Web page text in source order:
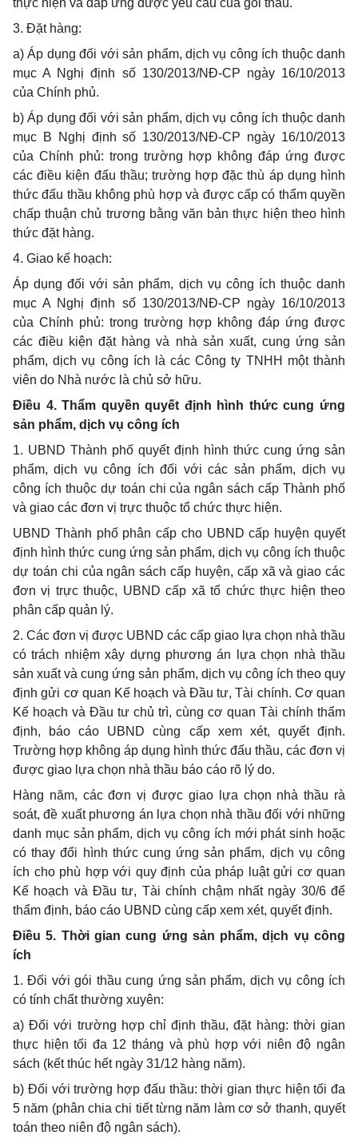
thực hiện và đáp ứng được yêu cầu của gói thầu.
3. Đặt hàng:
a) Áp dụng đối với sản phẩm, dịch vụ công ích thuộc danh
mục A Nghị định số 130/2013/NĐ-CP ngày 16/10/2013
của Chính phủ.
b) Áp dụng đối với sản phẩm, dịch vụ công ích thuộc danh
mục B Nghị định số 130/2013/NĐ-CP ngày 16/10/2013
của Chính phủ: trong trường hợp không đáp ứng được
cácđiều kiện đấu thầu; trường hợp đặc thù áp dụng hình
thức đấu thầu không phù hợp và được cấp có thẩm quyền
chấp thuận chủ trương bằng văn bản thực hiện theo hình
thức đặt hàng.
4. Giao kế hoạch:
Áp dụng đối với sản phẩm, dịch vụ công ích thuộc danh
mục A Nghị định số 130/2013/NĐ-CP ngày 16/10/2013
của Chính phủ: trong trường hợp không đáp ứng được
các điều kiện đặt hàng và nhà sản xuất, cung ứng sản
phẩm, dịch vụ công ích là các Công ty TNHH một thành
viên do Nhà nước là chủ sở hữu.
Điều 4. Thẩm quyền quyết định hình thức cung ứng
sản phẩm, dịch vụ công ích
1. UBND Thành phố quyết định hình thức cung ứng sản
phẩm, dịch vụcông ích đối với các sản phẩm, dịch vụ
công ích thuộc dự toán chi của ngân sách cấp Thành phố
và giao các đơn vị trực thuộc tổ chức thực hiện.
UBND Thành phố phân cấp cho UBND cấp huyện quyết
định hình thức cung ứng sản phẩm, dịch vụ công ích thuộc
dự toán chi của ngân sách cấp huyện, cấp xã và giao các
đơn vị trực thuộc, UBND cấp xã tổ chức thực hiện theo
phân cấp quản lý.
2. Các đơn vị được UBND các cấp giao lựa chọn nhà thầu
có trách nhiệm xây dựng phương án lựa chọn nhà thầu
sản xuất và cung ứng sản phẩm, dịch vụ công ích theo quy
định gửi cơ quan Kế hoạch và Đầu tư, Tài chính. Cơ quan
Kế hoạch và Đầu tư chủ trì, cùng cơ quan Tài chính thẩm
định, báo cáo UBND cùng cấp xem xét, quyết định.
Trường hợp không áp dụng hình thức đấu thầu, các đơn vị
được giao lựa chọn nhà thầu báo cáo rõ lý do.
Hàng năm, các đơn vị được giao lựa chọn nhà thầu rà
soát, đề xuất phương án lựa chọn nhà thầu đối với những
danh mục sản phẩm, dịch vụ công ích mới phát sinh hoặc
có thay đổi hình thức cung ứng sản phẩm, dịch vụ công
ích cho phù hợp với quy định của pháp luật gửi cơ quan
Kế hoạch và Đầu tư, Tài chính chậm nhất ngày 30/6 để
thẩm định, báo cáo UBND cùng cấp xem xét, quyết định.
Điều 5. Thời gian cung ứng sản phẩm, dịch vụ công
ích
1. Đối với gói thầu cung ứng sản phẩm, dịch vụ công ích
có tính chất thường xuyên:
a) Đối với trường hợp chỉ định thầu, đặt hàng: thời gian
thực hiện tối đa 12 tháng và phù hợpvới niên độ ngân
sách (kết thúc hết ngày 31/12 hàng năm).
b) Đối với trường hợp đấu thầu: thời gian thực hiện tối đa
5 năm (phân chia chi tiết từng năm làm cơ sở thanh, quyết
toán theo niên độ ngân sách).